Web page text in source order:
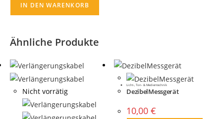
IN DEN WARENKORB
Ähnliche Produkte
Nicht vorrätig
Licht-, Ton- & Medientechnik
DezibelMessgerät
10,00€